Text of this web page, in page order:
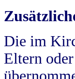
Die im
Eltern